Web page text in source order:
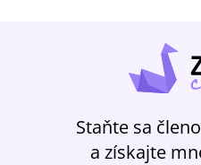
jaké nikdy
Staňte sa
a získajte